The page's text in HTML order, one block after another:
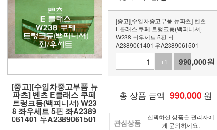
[중고][수입차중고부품 뉴
파츠] 벤츠 E클래스 쿠페
트렁크등(백피니셔) W23
8 좌우세트 5핀 좌A2389
061401 우A2389061501
[중고][수입차중고부품 뉴파츠] 벤츠
E클래스 쿠페 트렁크등(백피니셔)
W238 좌우세트 5핀 좌
A2389061401 우A2389061501
+1
-1
990,000원
총 상품 금액 990,000 원
관심상품
선택하신 상품은 관리자에
게 문의하세요.